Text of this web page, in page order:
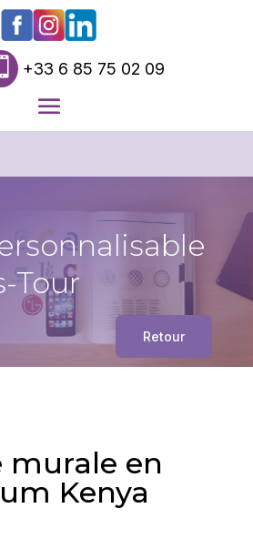
+33 6 85 75 02 09
Tour
Retour
murale en
Kenya